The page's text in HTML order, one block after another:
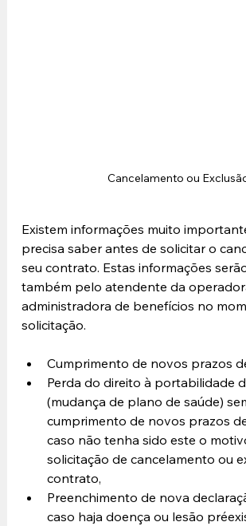
Cancelamento ou
Existem informações muito
precisa saber antes de solicitar o
seu contrato. Estas informações
também pelo atendente da
administradora de benefícios no
solicitação.
Cumprimento de novos prazos
Perda do direito à portabilidade
(mudança de plano de saúde)
cumprimento de novos prazos
caso não tenha sido este o
solicitação de cancelamento ou
contrato,
Preenchimento de nova
caso haja doença ou lesão